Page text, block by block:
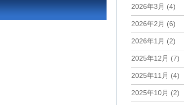
2026年3月 (4)
2026年2月 (6)
2026年1月 (2)
2025年12月 (7)
2025年11月 (4)
2025年10月 (2)